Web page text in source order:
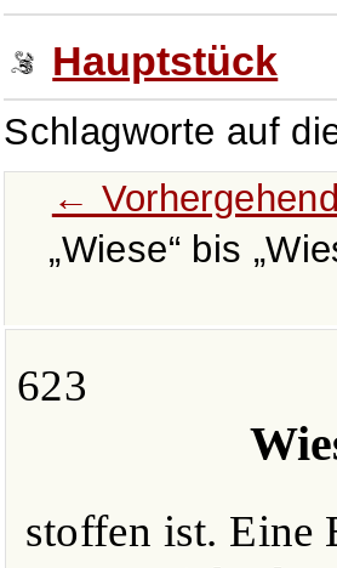
Hauptstück
Schlagworte auf
←
Wiese bis
623
stoffen ist. Eine